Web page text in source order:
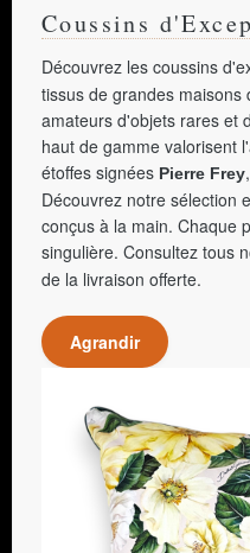
Coussins
Découvrez les coussins
tissus de grandes maisons
amateurs d'objets rares et
haut de gamme valorisent
étoffes signées Pierre Frey,
Découvrez notre sélection
conçus à la main. Chaque
singulière. Consultez tous
de la livraison offerte.
Agrandir